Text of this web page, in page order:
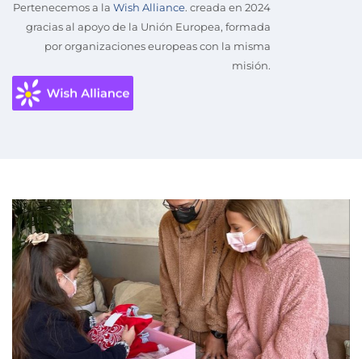
Pertenecemos a la Wish Alliance. creada en 2024
gracias al apoyo de la Unión Europea, formada
por organizaciones europeas con la misma
misión.